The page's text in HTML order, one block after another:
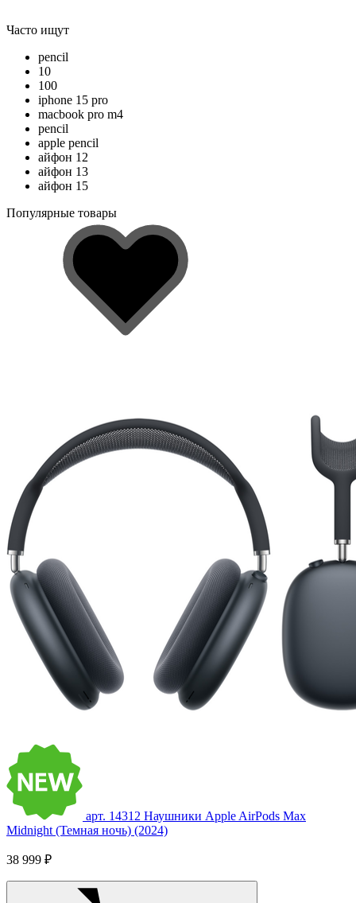
Часто ищут
pencil
10
100
iphone 15 pro
macbook pro m4
pencil
apple pencil
айфон 12
айфон 13
айфон 15
Популярные товары
арт. 14312 Наушники Apple AirPods Max
Midnight (Темная ночь) (2024)
38 999 ₽